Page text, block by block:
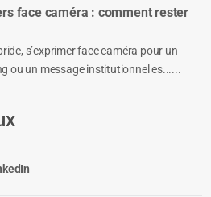
face caméra : comment rester
s’exprimer face caméra pour un
ou un message institutionnel es......